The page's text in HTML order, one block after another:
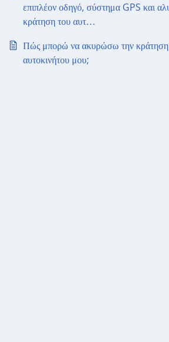
επιπλέον οδηγό, σύστημα GPS και
κράτηση του αυτ…
Πώς μπορώ να ακυρώσω την κράτηση
αυτοκινήτου μου;